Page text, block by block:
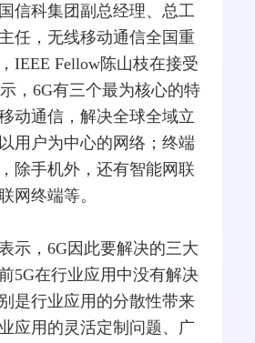
信科集团副总经理、总工
任，无线移动通信全国重
IEEE Fellow陈山枝在接受
，6G有三个最为核心的特
动通信，解决全球全域立
用户为中心的 网络 ；终端
除手机外，还有智能网联
网终端等。
示，6G因此要解决的三大
5G在行业应用中没有解决
是行业应用的分散性带来
应用的灵活定制问题、广